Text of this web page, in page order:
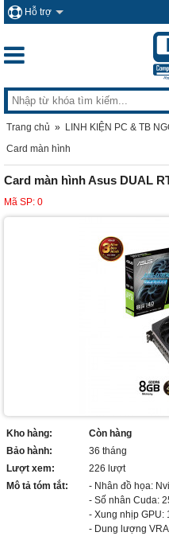
Hỗ trợ
Trang chủ » LINH KIỆN PC & TB
Card màn hình
Card màn hình Asus DUAL
Mã SP: 0
Kho hàng:
Còn hàng
Bảo hành:
36 tháng
Lượt xem:
226 lượt
Mô tả tóm tắt:
- Nhân đồ họa:
- Số nhân Cuda:
- Xung nhịp GPU:
- Dung lượng